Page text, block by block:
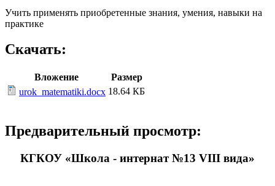
Учить применять приобретенные знания, умения, навыки на
практике
Скачать:
Вложение
Размер
urok_matematiki.docx 18.64 КБ
Предварительный просмотр:
КГКОУ «Школа - интернат №13 VIII вида»